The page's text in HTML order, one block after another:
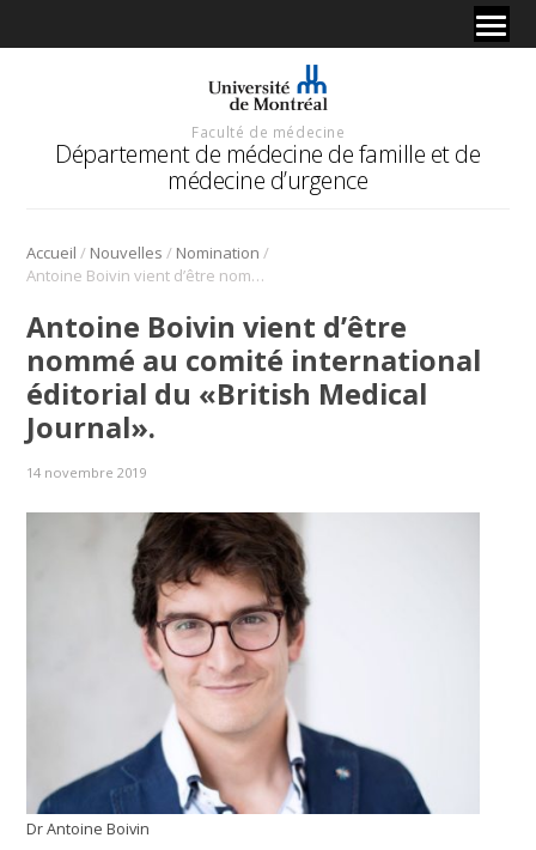
Faculté de médecine
Département de médecine de famille et de
médecine d’urgence
Accueil / Nouvelles / Nomination /
Antoine Boivin vient d’être nommé au comité international éditorial du «British Medical Journal».
Antoine Boivin vient d’être
nommé au comité international
éditorial du «British Medical
Journal».
14 novembre 2019
Dr Antoine Boivin